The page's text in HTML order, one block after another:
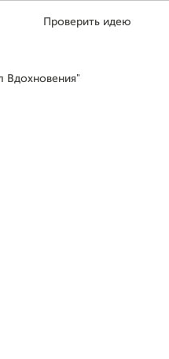
Проверить идею